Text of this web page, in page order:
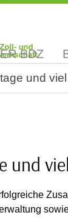
BDZ
und
und